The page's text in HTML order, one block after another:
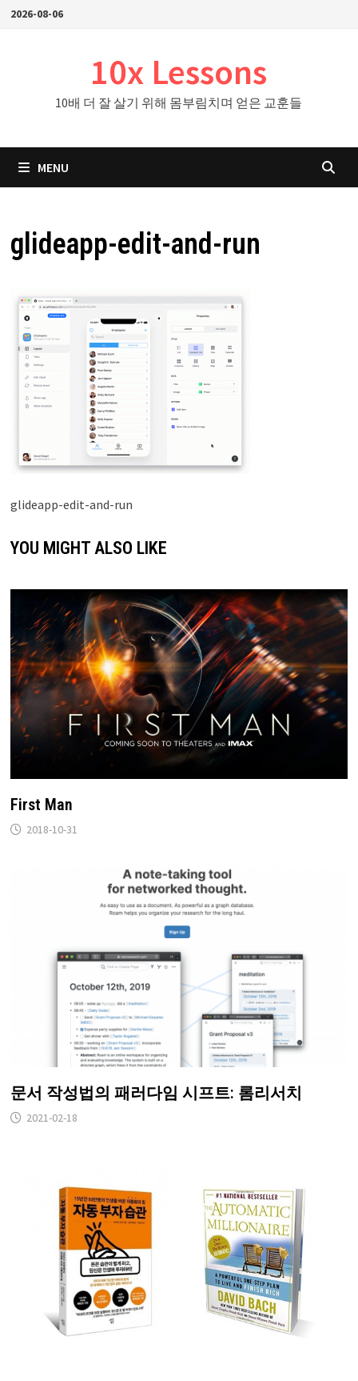
Skip2026-08-06
10x Lessons
10배 더 잘 살기 위해 몸부림치며 얻은 교훈들
MENU
glideapp-edit-and-run
glideapp-edit-and-run
YOU MIGHT ALSO LIKE
First Man
2018-10-31
문서 작성법의 패러다임 시프트: 롬리서치
2021-02-18